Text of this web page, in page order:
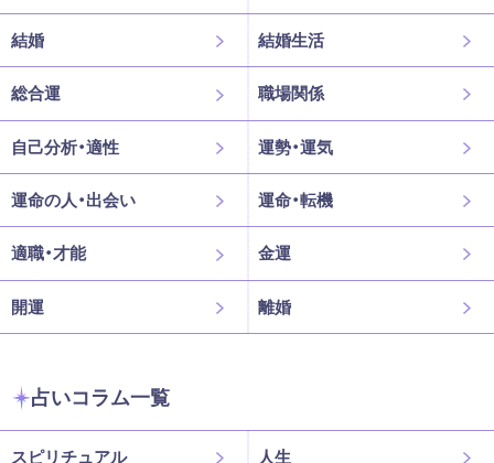
結婚 結婚生活
総合運 職場関係
自己分析・適性 運勢・運気
運命の人・出会い 運命・転機
適職・才能 金運
開運 離婚
占いコラム一覧
スピリチュアル 人生